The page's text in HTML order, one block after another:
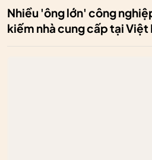
Nhiều 'ông lớn' công
kiếm nhà cung cấp tại Việt